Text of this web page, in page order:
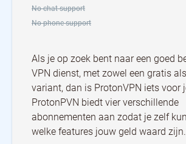
No chat support
No phone support
Als je op zoek bent naar een goed
VPN dienst, met zowel een gratis
variant, dan is ProtonVPN iets voor
ProtonPVN biedt vier verschillende
abonnementen aan zodat je zelf
welke features jouw geld waard zijn.